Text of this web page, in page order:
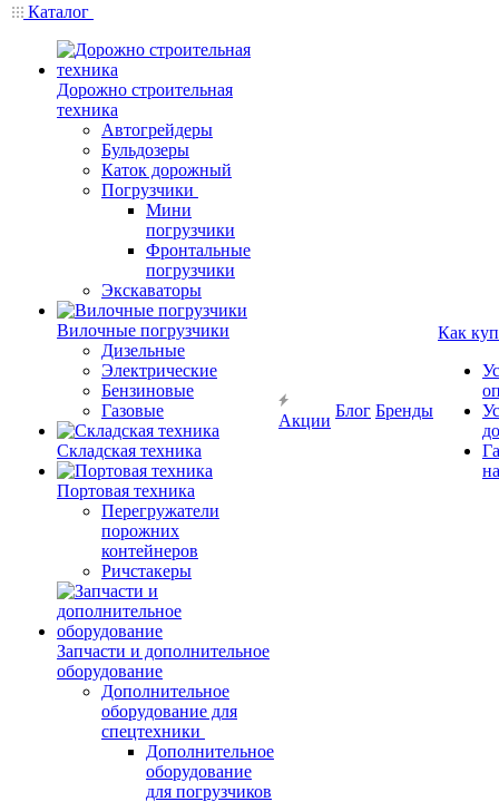
Каталог
Дорожно строительная
техника
Автогрейдеры
Бульдозеры
Каток дорожный
Погрузчики
Мини
погрузчики
Фронтальные
погрузчики
Экскаваторы
Вилочные погрузчики
Дизельные
Электрические
Бензиновые
Газовые
Складская техника
Портовая техника
Перегружатели
порожних
контейнеров
Ричстакеры
Запчасти и дополнительное
оборудование
Дополнительное
оборудование для
спецтехники
Дополнительное
оборудование
для погрузчиков
Акции
Блог Бренды
Как